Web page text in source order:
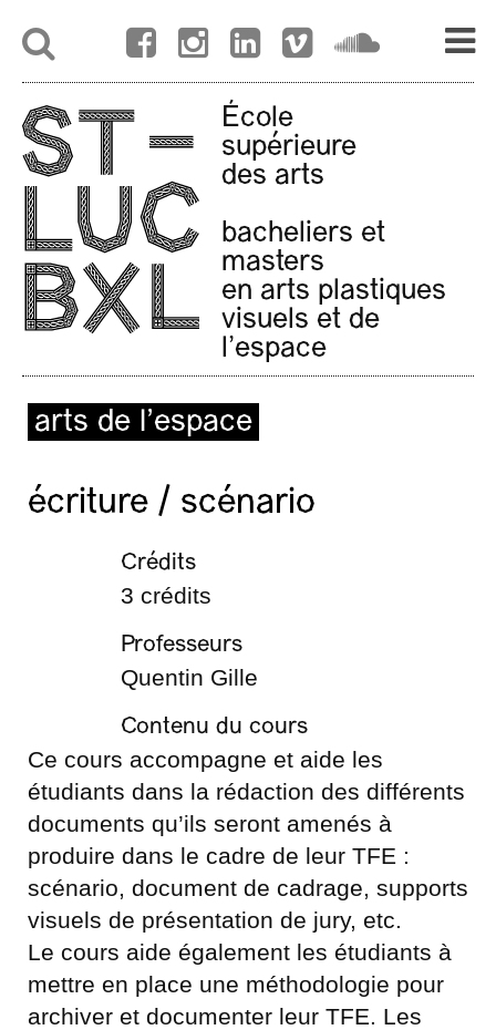
École
supérieure
des arts
bacheliers et
masters
en arts plastiques
visuels et de
l'espace
arts de l’espace
écriture / scénario
Crédits
3 crédits
Professeurs
Quentin Gille
Contenu du cours
Ce cours accompagne et aide les
étudiants dans la rédaction des différents
documents qu’ils seront amenés à
produire dans le cadre de leur TFE :
scénario, document de cadrage, supports
visuels de présentation de jury, etc.
Le cours aide également les étudiants à
mettre en place une méthodologie pour
archiver et documenter leur TFE. Les